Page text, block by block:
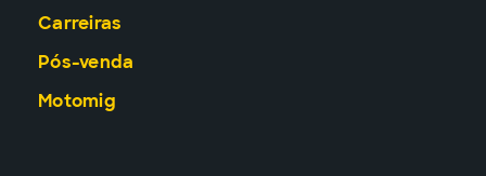
Carreiras
Pós-venda
Motomig